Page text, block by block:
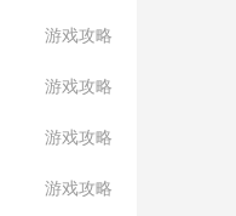
游戏攻略
游戏攻略
游戏攻略
游戏攻略